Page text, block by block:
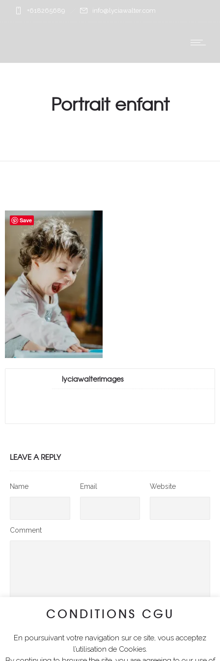
+618265689 info@lyciawalter.com
Portrait enfant
lyciawalterimages
LEAVE A REPLY
Name Email Website
Comment
CONDITIONS CGU
En poursuivant votre navigation sur ce site, vous acceptez
l’utilisation de Cookies.
Save